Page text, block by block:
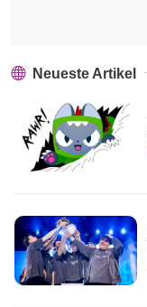
Neueste Artikel